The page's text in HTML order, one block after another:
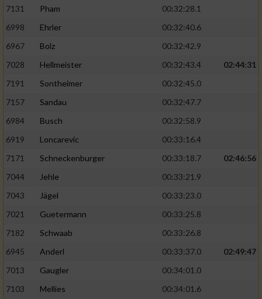
7131
Pham
00:32:28.1
6998
Ehrler
00:32:40.6
6967
Bolz
00:32:42.9
7028
Hellmeister 00:32:43.4
02:44:31
7191
Sontheimer
00:32:45.0
7157
Sandau
00:32:47.7
6984
Busch
00:32:58.9
6919
Loncarevic
00:33:16.4
7171
Schneckenburger 00:33:18.7
02:46:56
7044
Jehle
00:33:21.9
7043
Jägel
00:33:23.0
7021
Guetermann
00:33:25.8
7182
Schwaab
00:33:26.8
6945
Anderl 00:33:37.0
02:49:47
7013
Gaugler
00:34:01.0
7103
Mellies
00:34:01.6